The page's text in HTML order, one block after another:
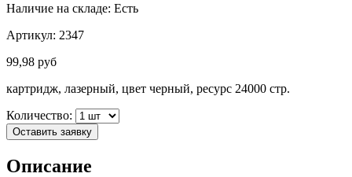
Наличие на складе: Есть
Артикул: 2347
99,98 руб
картридж, лазерный, цвет черный, ресурс 24000 стр.
Количество:
Оставить заявку
Описание